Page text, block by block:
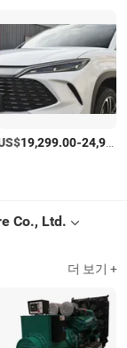
/상품
19,299.00-24,999.00
Co., Ltd.
더 보기 +